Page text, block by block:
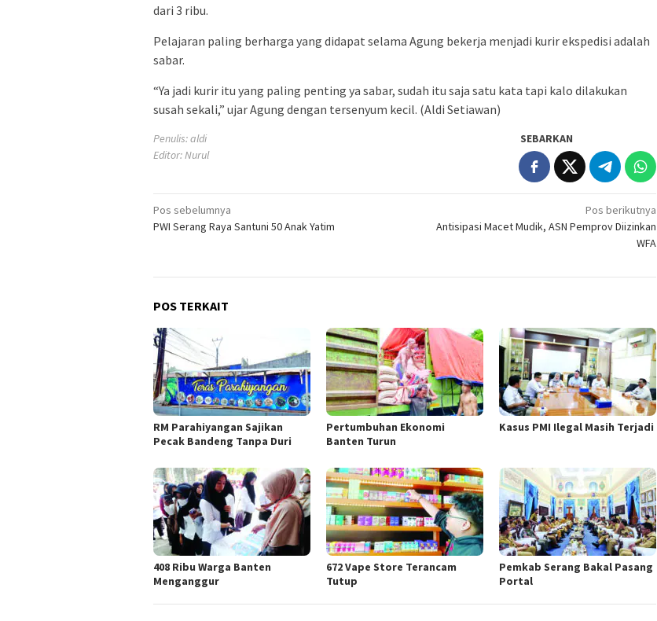
dari 3 ribu.
Pelajaran paling berharga yang didapat selama Agung bekerja menjadi kurir ekspedisi adalah
sabar.
“Ya jadi kurir itu yang paling penting ya sabar, sudah itu saja satu kata tapi kalo dilakukan
susah sekali,” ujar Agung dengan tersenyum kecil. (Aldi Setiawan)
Penulis: aldi
Editor: Nurul
SEBARKAN
Navigasi
pos
Pos sebelumnya
PWI Serang Raya Santuni 50 Anak Yatim
Pos berikutnya
Antisipasi Macet Mudik, ASN Pemprov Diizinkan
WFA
POS TERKAIT
RM Parahiyangan Sajikan
Pecak Bandeng Tanpa Duri
Pertumbuhan Ekonomi
Banten Turun
Kasus PMI Ilegal Masih Terjadi
408 Ribu Warga Banten
Menganggur
672 Vape Store Terancam
Tutup
Pemkab Serang Bakal Pasang
Portal